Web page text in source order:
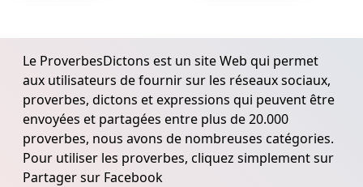
Le ProverbesDictons est un site Web qui permet
aux utilisateurs de fournir sur les réseaux sociaux,
proverbes, dictons et expressions qui peuvent être
envoyées et partagées entre plus de 20.000
proverbes, nous avons de nombreuses catégories.
Pour utiliser les proverbes, cliquez simplement sur
Partager sur Facebook